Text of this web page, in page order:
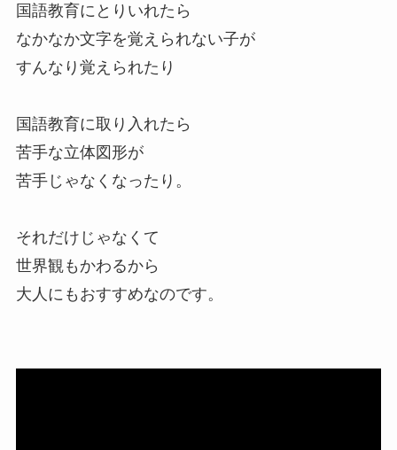
国語教育にとりいれたら
なかなか文字を覚えられない子が
すんなり覚えられたり
国語教育に取り入れたら
苦手な立体図形が
苦手じゃなくなったり。
それだけじゃなくて
世界観もかわるから
大人にもおすすめなのです。